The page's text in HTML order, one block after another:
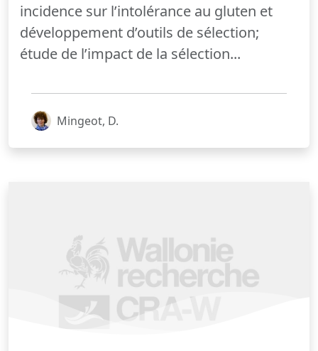
incidence sur l’intolérance au gluten et
développement d’outils de sélection;
étude de l’impact de la sélection...
Mingeot, D.